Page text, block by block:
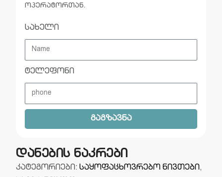
ოპერატორთან.
სახელი
ტელეფონი
გაგზავნა
დანების ნაკრები
კატეგორიები: საყოფაცხოვრებო ნივთები,